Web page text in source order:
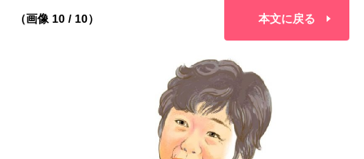
（画像 10 / 10） 本文に戻る